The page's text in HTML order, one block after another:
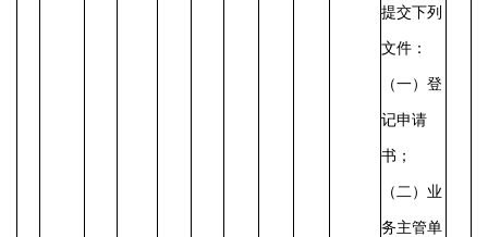
提交下列
文件：
（一）登
记申请
书；
（二）业
务主管单